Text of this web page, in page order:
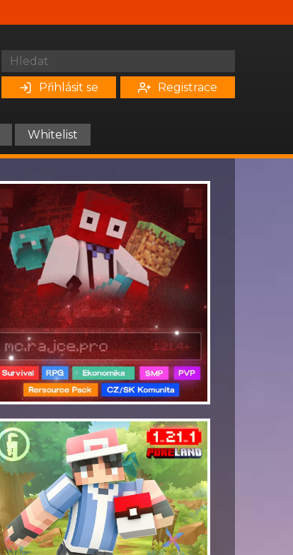
Přihlásit se Registrace
Whitelist